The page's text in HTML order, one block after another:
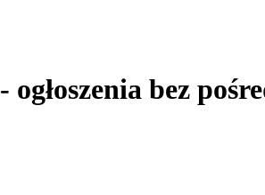
- ogłoszenia bez